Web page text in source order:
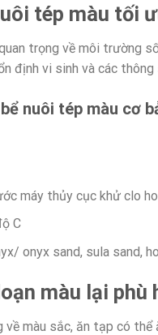
tép màu tối
trọng về môi trường
định vi sinh và các thông
nuôi tép màu cơ
máy thủy cục khử clo
C
onyx sand, sula sand,
màu lại
về màu sắc, ăn tạp có